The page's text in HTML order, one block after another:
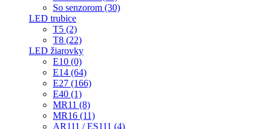
So senzorom (30)
LED trubice
T5 (2)
T8 (22)
LED žiarovky
E10 (0)
E14 (64)
E27 (166)
E40 (1)
MR11 (8)
MR16 (11)
AR111 / ES111 (4)